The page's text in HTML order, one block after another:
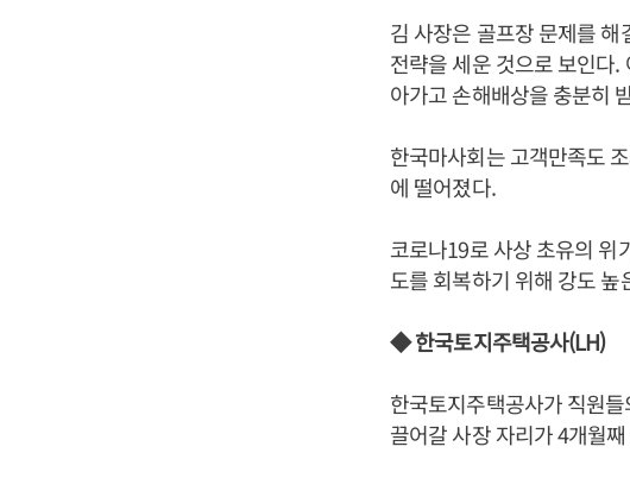
김 사장은 골프장 문제를
전략을 세운 것으로 보인다
아가고 손해배상을 충분히
한국마사회는 고객만족도
에 떨어졌다.
코로나19로 사상 초유의 위
도를 회복하기 위해 강도
◆ 한국토지주택공사(LH)
한국토지주택공사가 직원
끌어갈 사장 자리가 4개월